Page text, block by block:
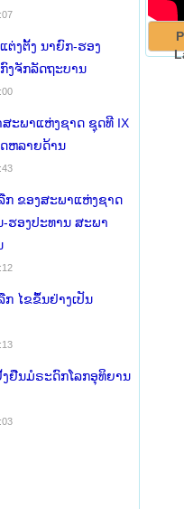
ຕ່ງຕັ້ງ ນາຍົກ-ຮອງ
ງ​ຈັກ​ລັດ​ຖະ​ບານ
ະພາແຫ່ງຊາດ ຊຸດທີ IX
ຫລາຍດ້ານ
ກ ຂອງສະພາແຫ່ງຊາດ
-ຮອງປະທານ ສະພາ
ໄຂຂຶ້ນຢ່າງເປັນ
ຢືນມໍຣະດົກໂລກອຸທິຍານ